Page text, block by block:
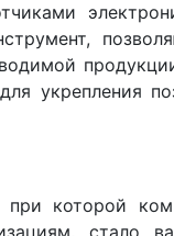
укрепления
при которой